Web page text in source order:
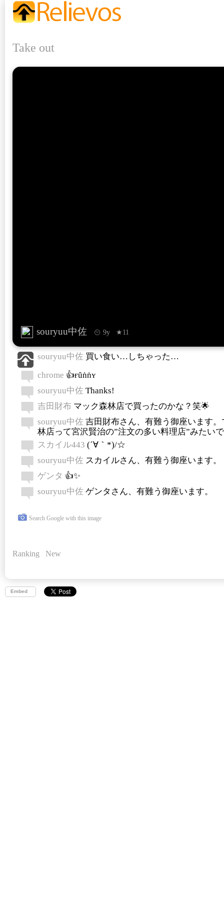
Take out
souryuu中佐 9y ★11
souryuu中佐 買い食い…しちゃった…
chrome 👍ғȗṅṅʏ
souryuu中佐 Thanks!
吉田財布 マック森林店で買ったのかな？笑🌟
souryuu中佐 吉田財布さん、有難う御座います。
林店って宮沢賢治の”注文の多い料理店”みたい
スカイル443 (´∀｀*)/☆
souryuu中佐 スカイルさん、有難う御座います。
ゲンタ 👍✨
souryuu中佐 ゲンタさん、有難う御座います。
Search Google with this image
Ranking New
Embed